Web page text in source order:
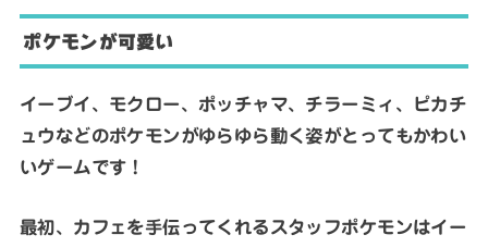
ポケモンが可愛い
イーブイ、モクロー、ポッチャマ、チラーミィ、ピカチ
ュウなどのポケモンがゆらゆら動く姿がとってもかわい
いゲームです！
最初、カフェを手伝ってくれるスタッフポケモンはイー